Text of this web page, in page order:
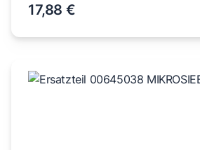
17,88 €